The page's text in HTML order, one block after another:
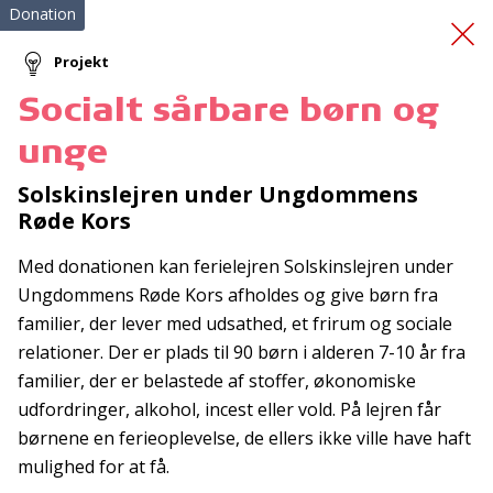
En snak for livet
Donation
Projekt
Socialt sårbare børn og
unge
Solskinslejren under Ungdommens
Røde Kors
Med donationen kan ferielejren Solskinslejren under
Ungdommens Røde Kors afholdes og give børn fra
familier, der lever med udsathed, et frirum og sociale
relationer. Der er plads til 90 børn i alderen 7-10 år fra
familier, der er belastede af stoffer, økonomiske
udfordringer, alkohol, incest eller vold. På lejren får
børnene en ferieoplevelse, de ellers ikke ville have haft
mulighed for at få.
Tilmeld nyhedsbrev
De seneste nyheder om TrygFondens og TryghedsGruppens
aktiviteter direkte i din indbakke.
Tilmeld